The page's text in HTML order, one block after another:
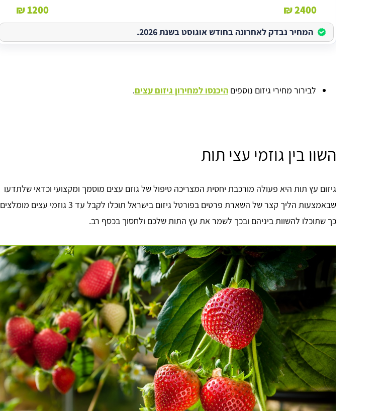
2400 ₪
1200 ₪
המחיר נבדק לאחרונה בחודש אוגוסט בשנת 2026.
לבירור מחירי גיזום נוספיםהיכנסו למחירון גיזום עצים.
השוו בין גוזמי עצי תות
גיזום עץ תות היא פעולה מורכבת יחסית המצריכה טיפול של גוזם עצים מוסמך ומקצועי וכדאי שלתדעו
שבאמצעות הליך קצר של השארת פרטים בפורטל גיזום בישראל תוכלו לקבל עד 3 גוזמי עצים מומלצים
כך שתוכלו להשוות ביניהם ובכך לשמר את עץ התות שלכם ולחסוך בכסף רב.